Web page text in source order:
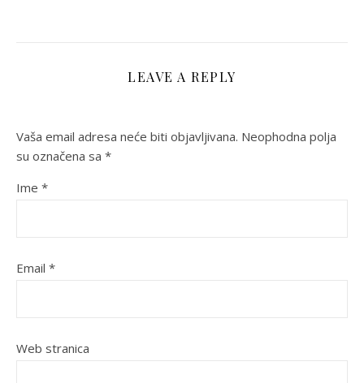
LEAVE A REPLY
Vaša email adresa neće biti objavljivana. Neophodna polja
su označena sa *
Ime *
Email *
Web stranica